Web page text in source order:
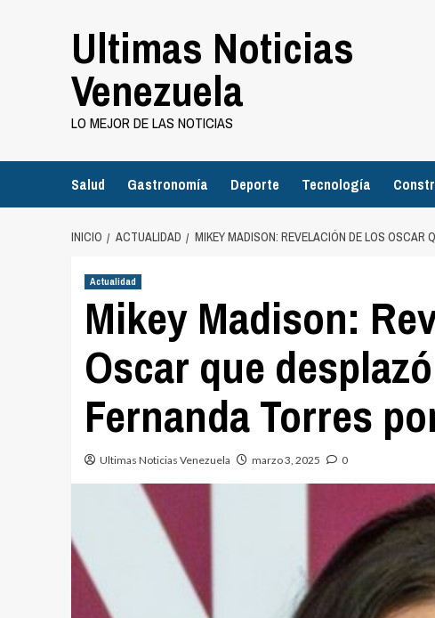
Ultimas Noticias
Venezuela
LO MEJOR DE LAS NOTICIAS
Salud Gastronomía Deporte Tecnología
INICIO ACTUALIDAD MIKEY MADISON: REVELACIÓN DE LOS OSCAR
Actualidad
Mikey Madison:
Oscar que
Fernanda Torres
Ultimas Noticias Venezuela marzo 3, 2025 0